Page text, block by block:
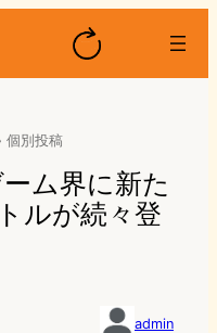
個別投稿
ム界に新た
ルが続々登
admin